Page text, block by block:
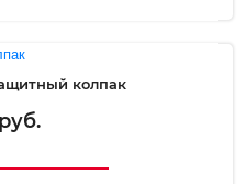
колпак